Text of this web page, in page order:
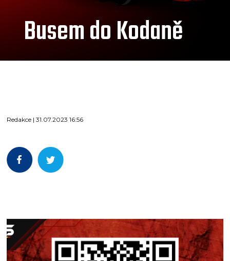
Busem do Kodaně
Redakce | 31.07.2023 16:56